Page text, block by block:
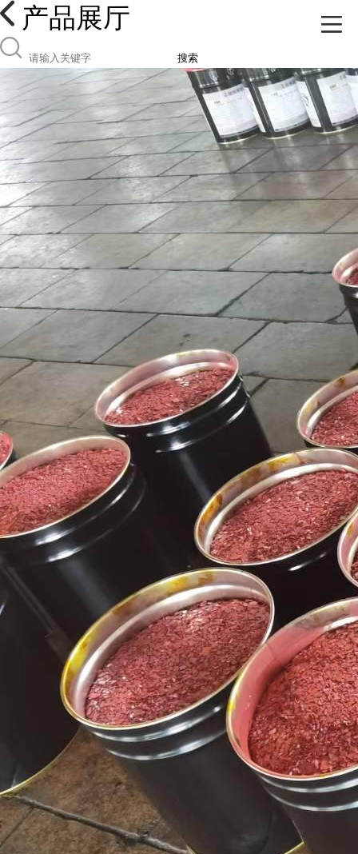
产品展厅
搜索